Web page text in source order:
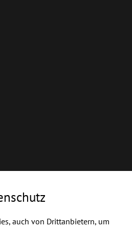
auch von Drittanbietern, um